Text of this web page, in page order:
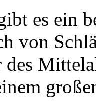
es ein
von
des